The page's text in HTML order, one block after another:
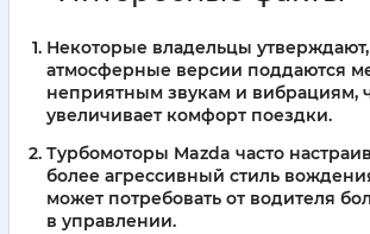
Некоторые владельцы утверждают,
атмосферные версии поддаются
неприятным звукам и вибрациям,
увеличивает комфорт поездки.
Турбомоторы Mazda часто
более агрессивный стиль
может потребовать от водителя
в управлении.